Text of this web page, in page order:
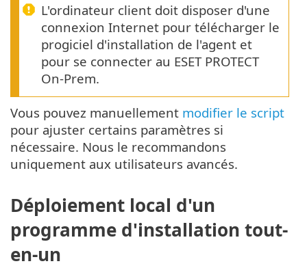
L'ordinateur client doit disposer d'une
connexion Internet pour télécharger le
progiciel d'installation de l'agent et
pour se connecter au ESET PROTECT
On-Prem.
Vous pouvez manuellement modifier le script
pour ajuster certains paramètres si
nécessaire. Nous le recommandons
uniquement aux utilisateurs avancés.
Déploiement local d'un
programme d'installation tout-
en-un